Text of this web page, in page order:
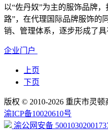
以“佐丹奴”为主的服饰品牌
路”，在代理国际品牌服饰的
销、管理体系，逐步形成了
企业门户
上页
下页
版权 © 2010-2026 重庆市灵
渝ICP备10020610号
渝公网安备